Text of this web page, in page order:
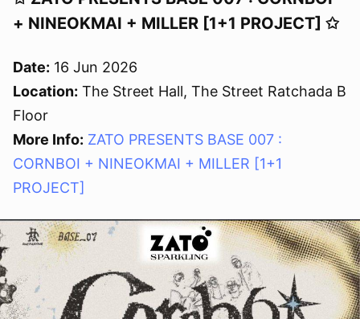
+ NINEOKMAI + MILLER [1+1 PROJECT] ✩
Date: 16 Jun 2026
Location: The Street Hall, The Street Ratchada B
Floor
More Info: ZATO PRESENTS BASE 007 :
CORNBOI + NINEOKMAI + MILLER [1+1
PROJECT]